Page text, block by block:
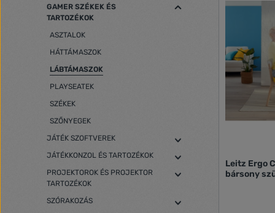
GAMER SZÉKEK ÉS
TARTOZÉKOK
ASZTALOK
HÁTTÁMASZOK
LÁBTÁMASZOK
PLAYSEATEK
SZÉKEK
SZŐNYEGEK
JÁTÉK SZOFTVEREK
JÁTÉKKONZOL ÉS TARTOZÉKOK
PROJEKTOROK ÉS PROJEKTOR
TARTOZÉKOK
SZÓRAKOZÁS
lábtámasz
jólétre.Más
kombinálva
aktív és
állítható
testtartás
mm/128
Leitz Ergo
bársony